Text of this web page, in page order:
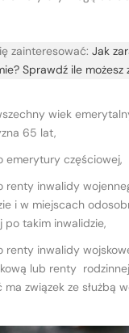
zainteresować: Jak
Sprawdź ile możesz
wiek
65 lat,
emerytury częściowej,
renty inwalidy
i w miejscach
po takim inwalidzie,
renty inwalidy
lub renty
związek ze służbą